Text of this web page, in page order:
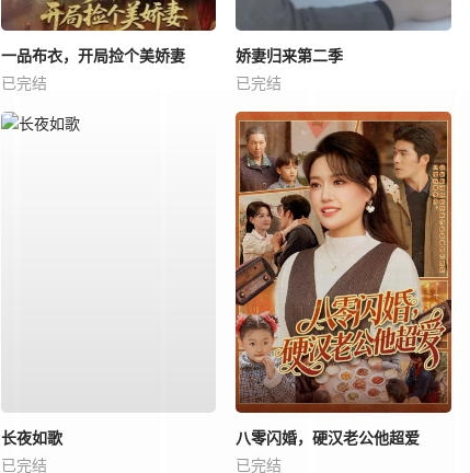
一品布衣，开局捡个美娇妻
已完结
娇妻归来第二季
已完结
长夜如歌
已完结
八零闪婚，硬汉老公他超爱
已完结